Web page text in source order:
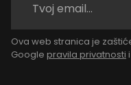
Ova web stranica je
Google pravila privatnosti i